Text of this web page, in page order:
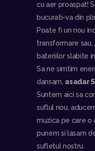
cu aer proaspat!
bucurati-va din
Poate fi un nou
transformare sau,
bateriilor slabite
Sa ne simtim
dansam, asadar
Suntem aici sa
suflul nou,
muzica pe care o
punem si lasam
sufletul nostru.